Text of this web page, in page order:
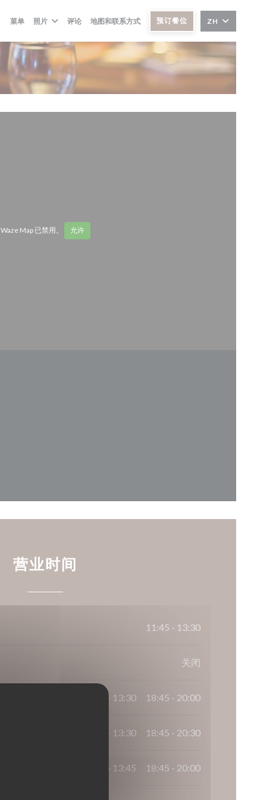
菜单 照片 评论 地图和联系方式 预订餐位 ZH
Waze Map 已禁用。 允许
营业时间
11:45 - 13:30
关闭
11:45 - 13:30 18:45 - 20:00
11:45 - 13:30 18:45 - 20:30
11:45 - 13:45 18:45 - 20:00